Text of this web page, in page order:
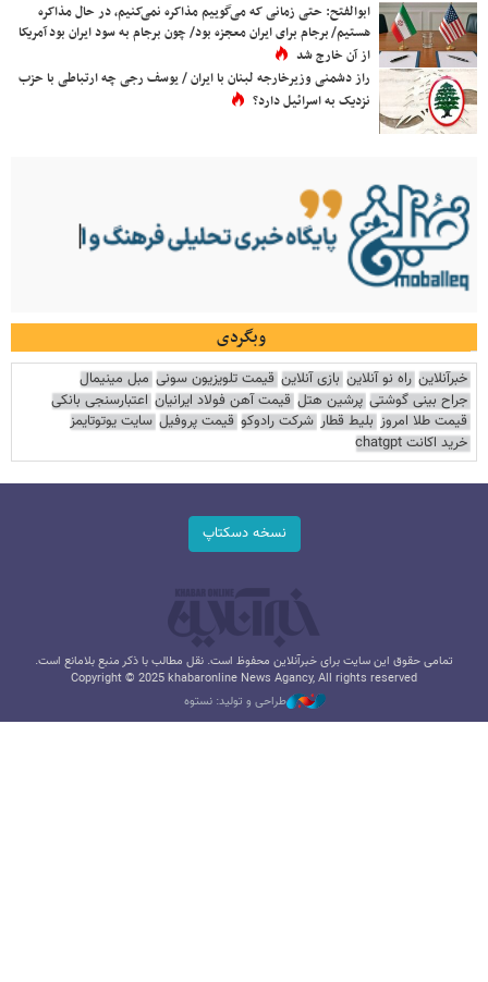
ابوالفتح: حتی زمانی که می‌گوییم مذاکره نمی‌کنیم، در حال مذاکره
هستیم/ برجام برای ایران معجزه بود/ چون برجام به سود ایران بود آمریکا
از آن خارج شد
راز دشمنی وزیرخارجه لبنان با ایران / یوسف رجی چه ارتباطی با حزب
نزدیک به اسرائیل دارد؟
وبگردی
خبرآنلاین راه نو آنلاین بازی آنلاین قیمت تلویزیون سونی مبل مینیمال
جراح بینی گوشتی پرشین هتل قیمت آهن فولاد ایرانیان اعتبارسنجی بانکی
قیمت طلا امروز بلیط قطار شرکت رادوکو قیمت پروفیل سایت یوتوتایمز
خرید اکانت chatgpt
نسخه دسکتاپ
تمامی حقوق این سایت برای خبرآنلاین محفوظ است. نقل مطالب با ذکر منبع بلامانع است.
Copyright © 2025 khabaronline News Agancy, All rights reserved
طراحی و تولید: نستوه